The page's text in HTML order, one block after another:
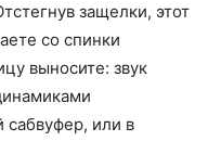
защелки, этот
со спинки
выносите: звук
или в